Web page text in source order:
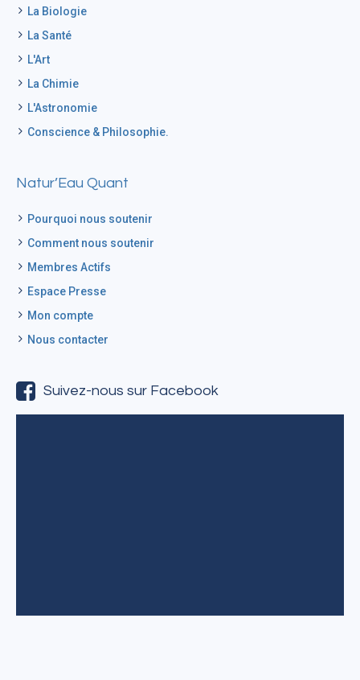
La Biologie
La Santé
L'Art
La Chimie
L'Astronomie
Conscience & Philosophie.
Natur’Eau Quant
Pourquoi nous soutenir
Comment nous soutenir
Membres Actifs
Espace Presse
Mon compte
Nous contacter
Suivez-nous sur Facebook